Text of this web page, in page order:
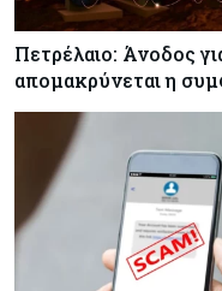
Πετρέλαιο: Άνοδος
απομακρύνεται η